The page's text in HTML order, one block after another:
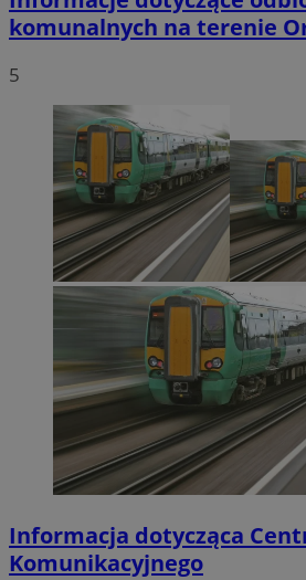
komunalnych na terenie
5
Informacja dotycząca
Komunikacyjnego